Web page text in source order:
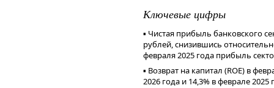
вопроса о выплате дивидендов.
директоров Positive
итогам первого квартала 2026
(потенциальная доходность
год. Общее собрание
закрытия реестра по
Наше мнение
Ключевые цифры
▪️ Чистая прибыль банковского
рублей, снизившись
февраля 2025 года прибыль
▪️ Возврат на капитал (ROE) в
2026 года и 14,3% в феврале 2025